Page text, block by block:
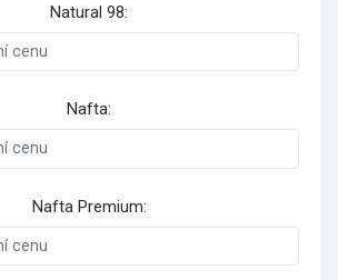
Natural 98:
Nafta:
Nafta Premium: